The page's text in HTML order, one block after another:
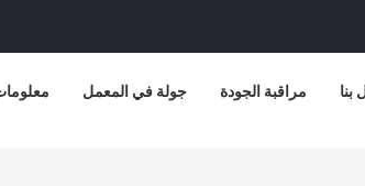
جولة في المعمل مراقبة الجودة بنا